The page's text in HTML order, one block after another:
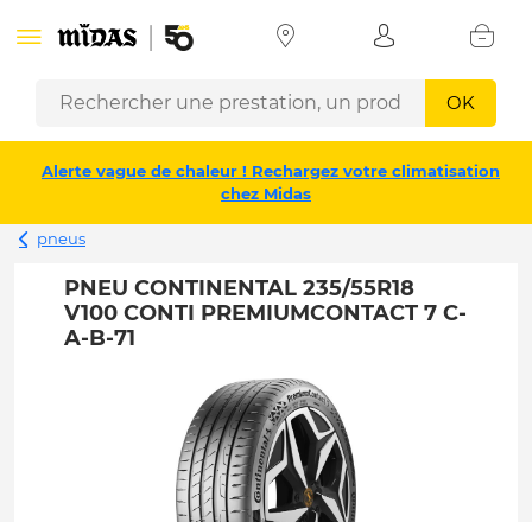
OK
Alerte vague de chaleur ! Rechargez votre climatisation
chez Midas
pneus
PNEU CONTINENTAL 235/55R18
V100 CONTI PREMIUMCONTACT 7 C-
A-B-71